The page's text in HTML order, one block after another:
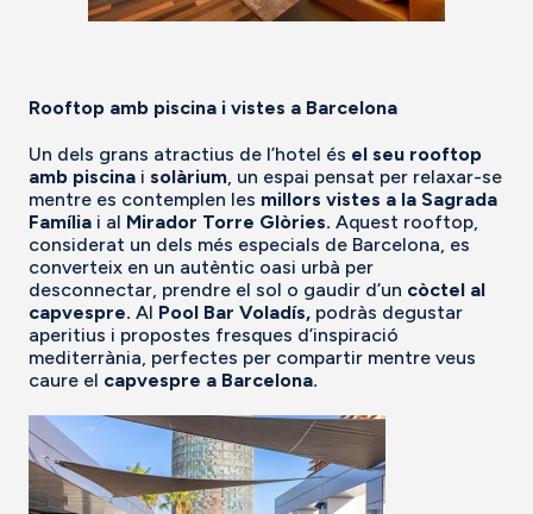
Rooftop amb piscina i vistes a Barcelona
Un dels grans atractius de l’hotel és el seu rooftop
amb piscina i solàrium , un espai pensat per relaxar-se
mentre es contemplen les millors vistes a la Sagrada
Família i al Mirador Torre Glòries. Aquest rooftop,
considerat un dels més especials de Barcelona, es
converteix en un autèntic oasi urbà per
desconnectar, prendre el sol o gaudir d’un còctel al
capvespre. Al Pool Bar Voladís, podràs degustar
aperitius i propostes fresques d’inspiració
mediterrània, perfectes per compartir mentre veus
caure el capvespre a Barcelona.